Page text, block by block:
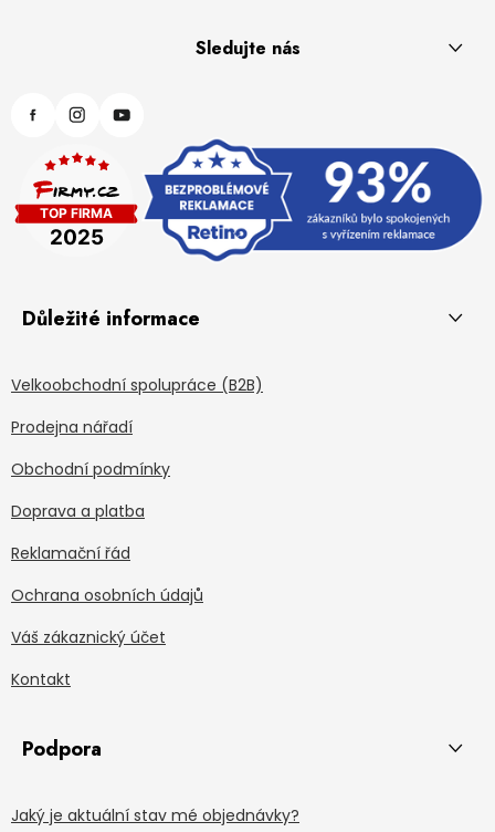
Sledujte nás
Důležité informace
Velkoobchodní spolupráce (B2B)
Prodejna nářadí
Obchodní podmínky
Doprava a platba
Reklamační řád
Ochrana osobních údajů
Váš zákaznický účet
Kontakt
Podpora
Jaký je aktuální stav mé objednávky?